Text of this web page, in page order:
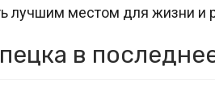
лучшим местом для жизни и
в